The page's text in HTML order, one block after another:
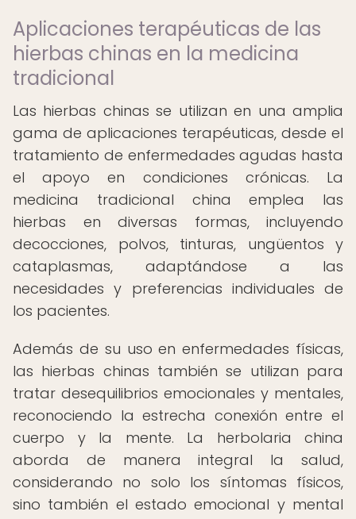
Aplicaciones terapéuticas de las
hierbas chinas en la medicina
tradicional
Las hierbas chinas se utilizan en una amplia
gama de aplicaciones terapéuticas, desde el
tratamiento de enfermedades agudas hasta
el apoyo en condiciones crónicas. La
medicina tradicional china emplea las
hierbas en diversas formas, incluyendo
decocciones, polvos, tinturas, ungüentos y
cataplasmas, adaptándose a las
necesidades y preferencias individuales de
los pacientes.
Además de su uso en enfermedades físicas,
las hierbas chinas también se utilizan para
tratar desequilibrios emocionales y mentales,
reconociendo la estrecha conexión entre el
cuerpo y la mente. La herbolaria china
aborda de manera integral la salud,
considerando no solo los síntomas físicos,
sino también el estado emocional y mental